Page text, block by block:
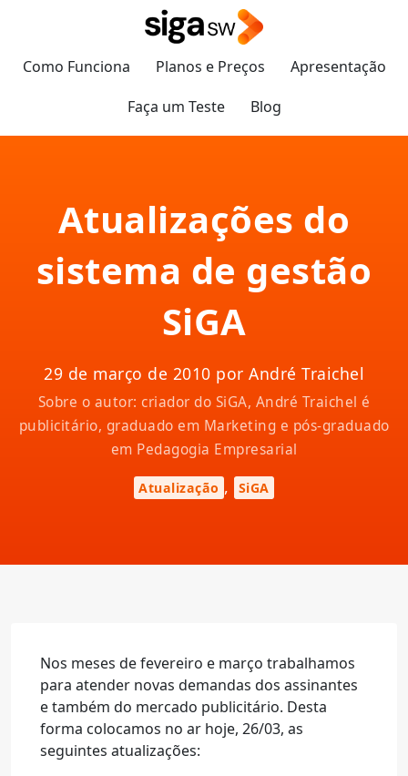
Como Funciona Planos e Preços
Apresentação
Faça um Teste
Blog
Atualizações do
sistema de gestão
SiGA
29 de março de 2010 por André Traichel
Sobre o autor: criador do SiGA, André Traichel é
publicitário, graduado em Marketing e pós-graduado
em Pedagogia Empresarial
Atualização , SiGA
Nos meses de fevereiro e março trabalhamos
para atender novas demandas dos assinantes
e também do mercado publicitário. Desta
forma colocamos no ar hoje, 26/03, as
seguintes atualizações: